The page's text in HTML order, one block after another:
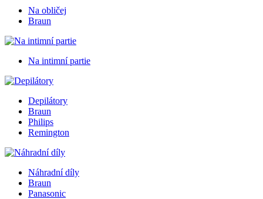
Na obličej
Braun
Na intimní partie
Depilátory
Braun
Philips
Remington
Náhradní díly
Braun
Panasonic